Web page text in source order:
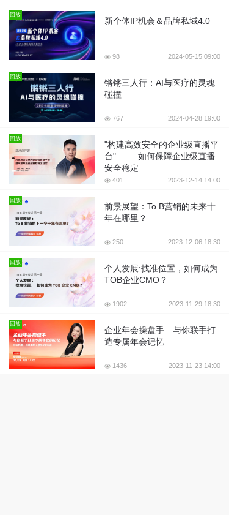
回放
新个体IP机会＆品牌私域4.0
98 2024-05-15 09:00
回放
锵锵三人行：AI与医疗的灵魂
碰撞
767 2024-04-28 19:00
回放
"构建高效安全的企业级直播平
台" —— 如何保障企业级直播
安全稳定
401 2023-12-14 14:00
回放
前景展望：To B营销的未来十
年在哪里？
250 2023-12-06 18:30
回放
个人发展:找准位置，如何成为
TOB企业CMO？
1902 2023-11-29 18:30
回放
企业年会操盘手—与你联手打
造专属年会记忆
1436 2023-11-23 14:00